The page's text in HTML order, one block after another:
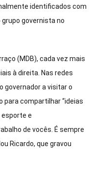
identificados com
governista no
(MDB), cada vez mais
à direita. Nas redes
governador a visitar o
para compartilhar “ideias
esporte e
de vocês. É sempre
Ricardo, que gravou